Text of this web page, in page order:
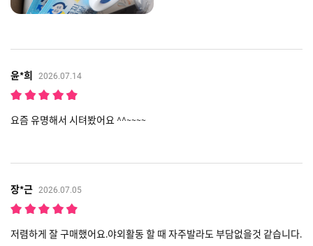
윤*희 2026.07.14
요즘 유명해서 시텨봤어요 ^^~~~~
장*근 2026.07.05
저렴하게 잘 구매했어요.야외활동 할 때 자주발라도 부담없을것 같습니다.